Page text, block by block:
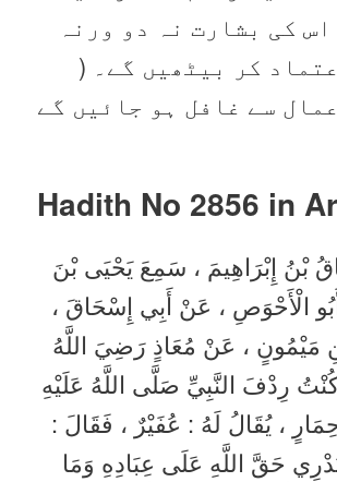
کی بشارت نہ دو ورنہ
کر بیٹھیں گے۔ (
سے غافل ہو جائیں گے
Hadith No 2856 in
بْنُ إِبْرَاهِيمَ ، سَمِعَ يَحْيَى بْنَ
الْأَحْوَصِ ، عَنْ أَبِي إِسْحَاقَ ،
مَيْمُونٍ ، عَنْ مُعَاذٍ رَضِيَ اللَّهُ
رِدْفَ النَّبِيِّ صَلَّى اللَّهُ عَلَيْهِ
، يُقَالُ لَهُ : عُفَيْرٌ ، فَقَالَ :
حَقَّ اللَّهِ عَلَى عِبَادِهِ وَمَا